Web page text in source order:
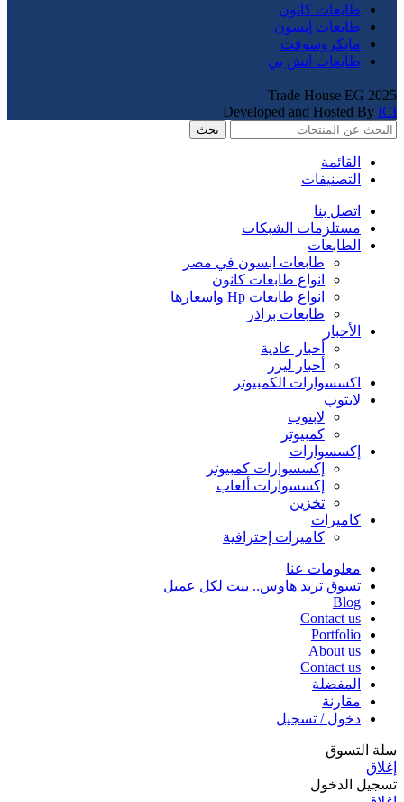
طابعات كانون
طابعات إبسون
مايكروسوفت
طابعات اتش بي
Trade House EG 2025
Developed and Hosted By ICI
بحث
القائمة
التصنيفات
اتصل بنا
مستلزمات الشبكات
الطابعات
طابعات ابسون في مصر
انواع طابعات كانون
انواع طابعات Hp واسعارها
طابعات براذر
الأحبار
أحبار عادية
أحبار ليزر
اكسسوارات الكمبيوتر
لابتوب
لابتوب
كمبيوتر
إكسسوارات
إكسسوارات كمبيوتر
إكسسوارات ألعاب
تخزين
كاميرات
كاميرات إحترافية
معلومات عنا
تسوق تريد هاوس.. بيت لكل عميل
Blog
Contact us
Portfolio
About us
Contact us
المفضلة
مقارنة
دخول / تسجيل
سلة التسوق
إغلاق
تسجيل الدخول